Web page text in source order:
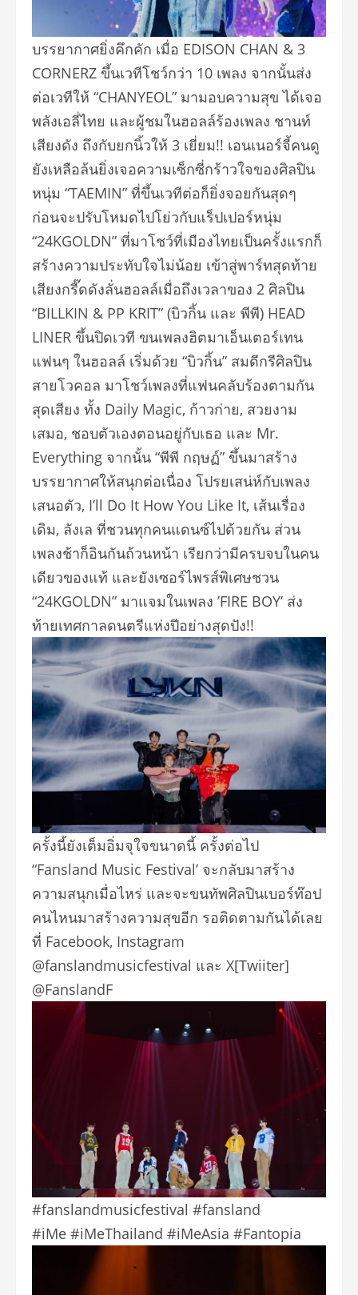
บรรยากาศยิ่งคึกคัก เมื่อ EDISON CHAN & 3
CORNERZ ขึ้นเวทีโชว์กว่า 10 เพลง จากนั้นส่ง
ต่อเวทีให้ “CHANYEOL” มามอบความสุข ได้เจอ
พลังเอลี่ไทย และผู้ชมในฮอลล์ร้องเพลง ชานท์
เสียงดัง ถึงกับยกนิ้วให้ 3 เยี่ยม!! เอนเนอร์จี้คนดู
ยังเหลือล้นยิ่งเจอความเซ็กซี่กร้าวใจของศิลปิน
หนุ่ม “TAEMIN” ที่ขึ้นเวทีต่อก็ยิ่งจอยกันสุดๆ
ก่อนจะปรับโหมดไปโย่วกับแร็ปเปอร์หนุ่ม
“24KGOLDN” ที่มาโชว์ที่เมืองไทยเป็นครั้งแรกก็
สร้างความประทับใจไม่น้อย เข้าสู่พาร์ทสุดท้าย
เสียงกรี๊ดดังลั่นฮอลล์เมื่อถึงเวลาของ 2 ศิลปิน
“BILLKIN & PP KRIT” (บิวกิ้น และ พีพี) HEAD
LINER ขึ้นปิดเวที ขนเพลงฮิตมาเอ็นเตอร์เทน
แฟนๆ ในฮอลล์ เริ่มด้วย “บิวกิ้น” สมดีกรีศิลปิน
สายโวคอล มาโชว์เพลงที่แฟนคลับร้องตามกัน
สุดเสียง ทั้ง Daily Magic, ก้าวก่าย, สวยงาม
เสมอ, ชอบตัวเองตอนอยู่กับเธอ และ Mr.
Everything จากนั้น “พีพี กฤษฏ์” ขึ้นมาสร้าง
บรรยากาศให้สนุกต่อเนื่อง โปรยเสน่ห์กับเพลง
เสนอตัว, I’ll Do It How You Like It, เส้นเรื่อง
เดิม, ลังเล ที่ชวนทุกคนแดนซ์ไปด้วยกัน ส่วน
เพลงช้าก็อินกันถ้วนหน้า เรียกว่ามีครบจบในคน
เดียวของแท้ และยังเซอร์ไพรส์พิเศษชวน
“24KGOLDN” มาแจมในเพลง ’FIRE BOY’ ส่ง
ท้ายเทศกาลดนตรีแห่งปีอย่างสุดปัง!!
ครั้งนี้ยังเต็มอิ่มจุใจขนาดนี้ ครั้งต่อไป
“Fansland Music Festival’ จะกลับมาสร้าง
ความสนุกเมื่อไหร่ และจะขนทัพศิลปินเบอร์ท๊อป
คนไหนมาสร้างความสุขอีก รอติดตามกันได้เลย
ที่ Facebook, Instagram
@fanslandmusicfestival และ X[Twiiter]
@FanslandF
#fanslandmusicfestival #fansland
#iMe #iMeThailand #iMeAsia #Fantopia